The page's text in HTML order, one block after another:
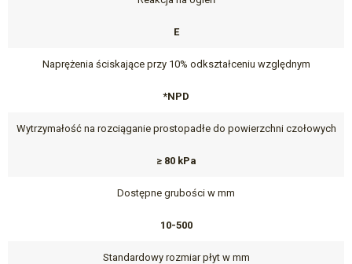
E
Naprężenia ściskające przy 10% odkształceniu względnym
*NPD
Wytrzymałość na rozciąganie prostopadłe do powierzchni czołowych
≥ 80 kPa
Dostępne grubości w mm
10-500
Standardowy rozmiar płyt w mm